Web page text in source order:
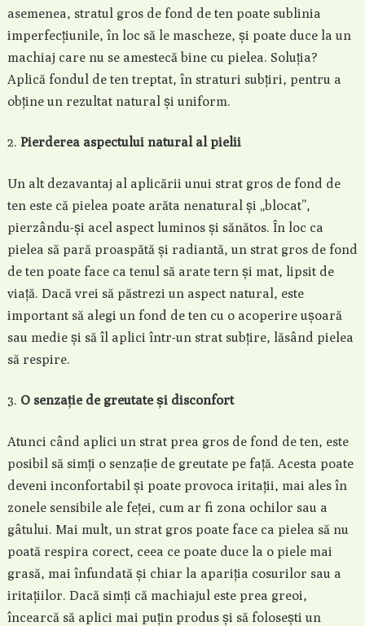
asemenea, stratul gros de fond de ten poate sublinia
imperfecțiunile, în loc să le mascheze, și poate duce la un
machiaj care nu se amestecă bine cu pielea. Soluția?
Aplică fondul de ten treptat, în straturi subțiri, pentru a
obține un rezultat natural și uniform.
Pierderea aspectului natural al pielii
Un alt dezavantaj al aplicării unui strat gros de fond de
ten este că pielea poate arăta nenatural și „blocat”,
pierzându-și acel aspect luminos și sănătos. În loc ca
pielea să pară proaspătă și radiantă, un strat gros de fond
de ten poate face ca tenul să arate tern și mat, lipsit de
viață. Dacă vrei să păstrezi un aspect natural, este
important să alegi un fond de ten cu o acoperire ușoară
sau medie și să îl aplici într-un strat subțire, lăsând pielea
să respire.
O senzație de greutate și disconfort
Atunci când aplici un strat prea gros de fond de ten, este
posibil să simți o senzație de greutate pe față. Acesta poate
deveni inconfortabil și poate provoca iritații, mai ales în
zonele sensibile ale feței, cum ar fi zona ochilor sau a
gâtului. Mai mult, un strat gros poate face ca pielea să nu
poată respira corect, ceea ce poate duce la o piele mai
grasă, mai înfundată și chiar la apariția cosurilor sau a
iritațiilor. Dacă simți că machiajul este prea greoi,
încearcă să aplici mai puțin produs și să folosești un